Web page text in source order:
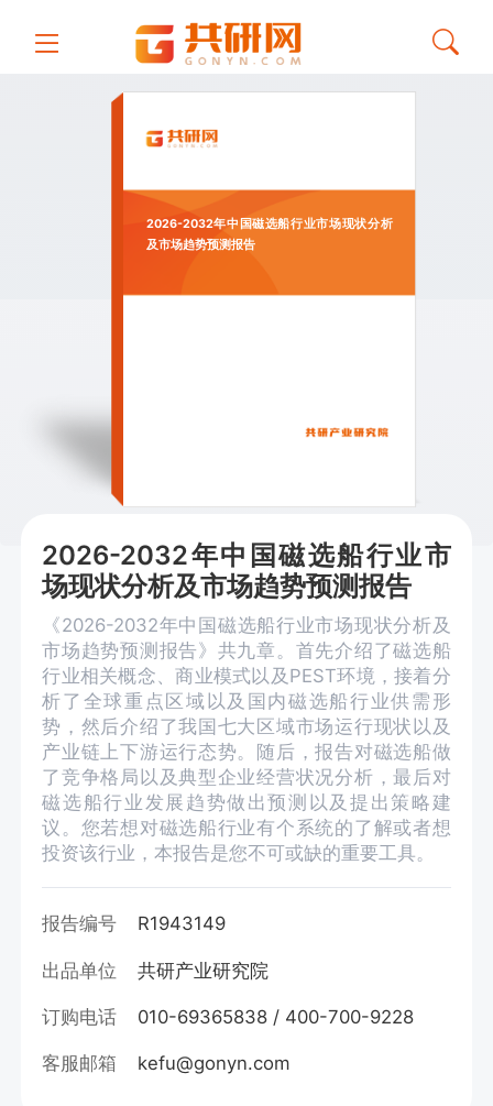
2026-2032年中国磁选船行业市场现状分析
及市场趋势预测报告
2026-2032年中国磁选船行业市
场现状分析及市场趋势预测报告
《2026-2032年中国磁选船行业市场现状分析及
市场趋势预测报告》共九章。首先介绍了磁选船
行业相关概念、商业模式以及PEST环境，接着分
析了全球重点区域以及国内磁选船行业供需形
势，然后介绍了我国七大区域市场运行现状以及
产业链上下游运行态势。随后，报告对磁选船做
了竞争格局以及典型企业经营状况分析，最后对
磁选船行业发展趋势做出预测以及提出策略建
议。您若想对磁选船行业有个系统的了解或者想
投资该行业，本报告是您不可或缺的重要工具。
报告编号 R1943149
出品单位 共研产业研究院
订购电话 010-69365838 / 400-700-9228
客服邮箱 kefu@gonyn.com